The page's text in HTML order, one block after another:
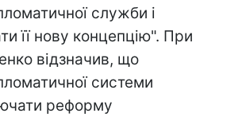
служби і
її нову концепцію". При
відзначив, що
системи
реформу